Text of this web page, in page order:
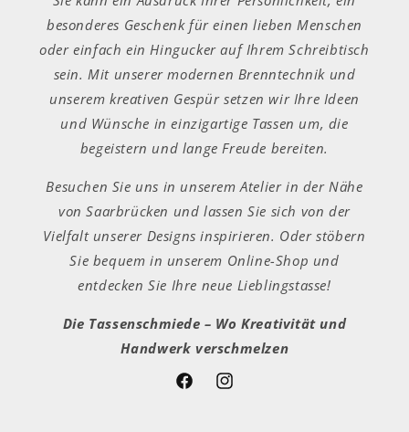
besonderes Geschenk für einen lieben Menschen
oder einfach ein Hingucker auf Ihrem Schreibtisch
sein. Mit unserer modernen Brenntechnik und
unserem kreativen Gespür setzen wir Ihre Ideen
und Wünsche in einzigartige Tassen um, die
begeistern und lange Freude bereiten.
Besuchen Sie uns in unserem Atelier in der Nähe
von Saarbrücken und lassen Sie sich von der
Vielfalt unserer Designs inspirieren. Oder stöbern
Sie bequem in unserem Online-Shop und
entdecken Sie Ihre neue Lieblingstasse!
Die Tassenschmiede – Wo Kreativität und
Handwerk verschmelzen
FacebookInstagram